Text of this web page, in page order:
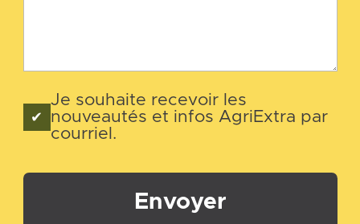
Je souhaite recevoir les
nouveautés et infos AgriExtra par
courriel.
Envoyer